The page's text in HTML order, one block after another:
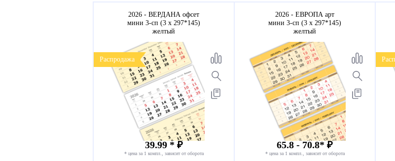
Распродажа
2026 - ВЕРДАНА офсет
мини 3-сп (3 х 297*145)
желтый
39.99 * ₽
* цена за 1 компл., зависит от оборота
2026 - ЕВРОПА арт
мини 3-сп (3 х 297*145)
желтый
65.8 - 70.8* ₽
* цена за 1 компл., зависит от оборота